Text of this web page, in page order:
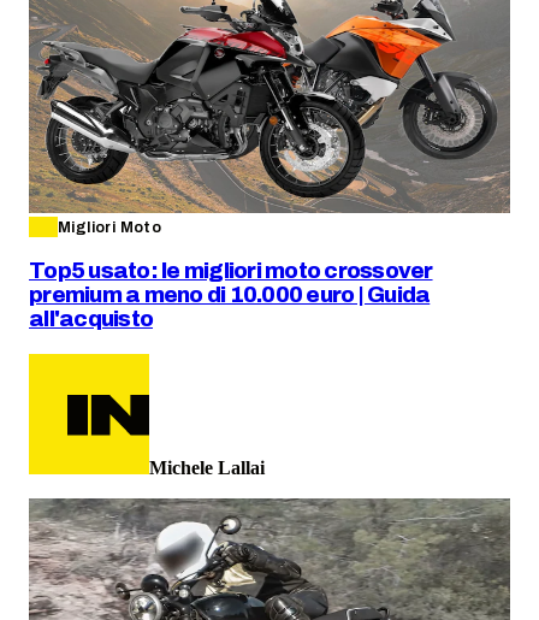
Migliori Moto
Top5 usato: le migliori moto crossover
premium a meno di 10.000 euro | Guida
all'acquisto
Michele Lallai